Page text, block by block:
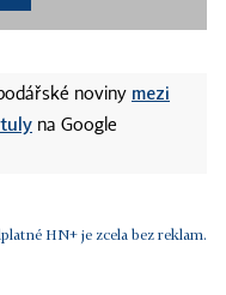
noviny mezi
na Google
HN+ je zcela bez reklam.